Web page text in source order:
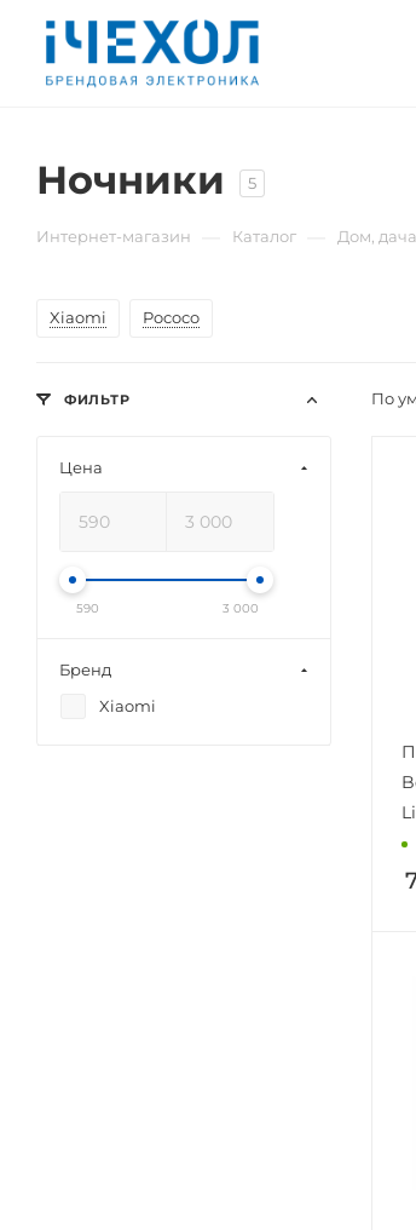
Ночники 5
Интернет-магазин Каталог Дом,
Xiaomi Pococo
По
ФИЛЬТР
Цена
590 3 000
Бренд
Xiaomi